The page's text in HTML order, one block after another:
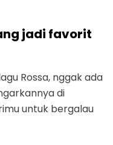
jadi favorit
Rossa, nggak ada
di
untuk bergalau